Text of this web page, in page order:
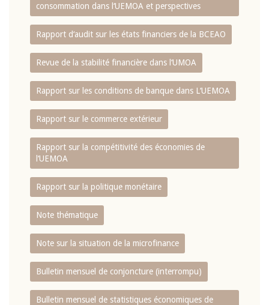
consommation dans l‘UEMOA et perspectives
Rapport d‘audit sur les états financiers de la BCEAO
Revue de la stabilité financière dans l‘UMOA
Rapport sur les conditions de banque dans L‘UEMOA
Rapport sur le commerce extérieur
Rapport sur la compétitivité des économies de
l‘UEMOA
Rapport sur la politique monétaire
Note thématique
Note sur la situation de la microfinance
Bulletin mensuel de conjoncture (interrompu)
Bulletin mensuel de statistiques économiques de